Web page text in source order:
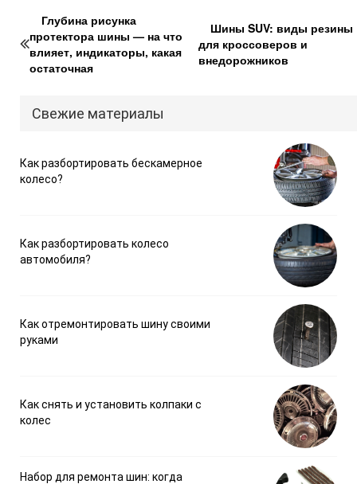
Глубина рисунка
протектора шины — на что
влияет, индикаторы, какая
остаточная
Шины SUV: виды резины
для кроссоверов и
внедорожников
Свежие материалы
Как разбортировать бескамерное
колесо?
Как разбортировать колесо
автомобиля?
Как отремонтировать шину своими
руками
Как снять и установить колпаки с
колес
Набор для ремонта шин: когда